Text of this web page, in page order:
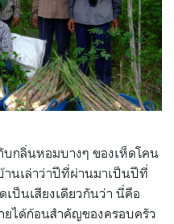
กลิ่นหอมบางๆ ของเห็ดโคน
นเล่าว่าปีที่ผ่านมาเป็นปีที่
เป็นเสียงเดียวกันว่า นี่คือ
ยได้ก้อนสำคัญของครอบครัว